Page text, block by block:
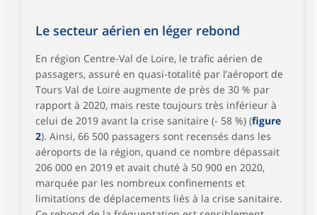
Le secteur aérien en léger rebond
En région Centre-Val de Loire, le trafic aérien de
passagers, assuré en quasi-totalité par l’aéroport de
Tours Val de Loire augmente de près de 30 % par
rapport à 2020, mais reste toujours très inférieur à
celui de 2019 avant la crise sanitaire (- 58 %) (figure
2). Ainsi, 66 500 passagers sont recensés dans les
aéroports de la région, quand ce nombre dépassait
206 000 en 2019 et avait chuté à 50 900 en 2020,
marquée par les nombreux confinements et
limitations de déplacements liés à la crise sanitaire.